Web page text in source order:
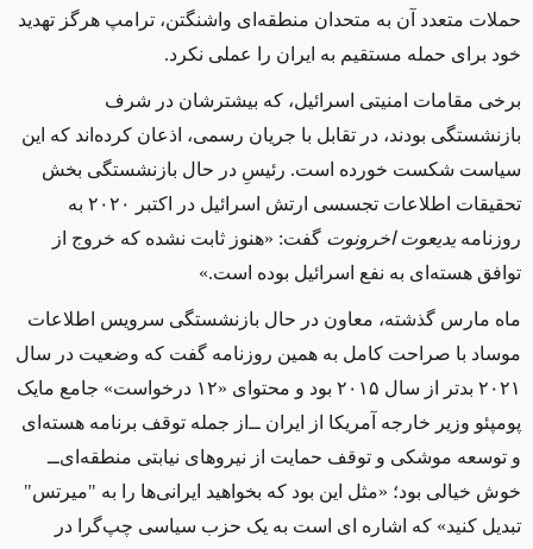
حملات متعدد آن به متحدان منطقه‌ای واشنگتن، ترامپ هرگز تهدید
خود برای حمله مستقیم به ایران را عملی نکرد.
برخی مقامات امنیتی اسرائیل، که بیشترشان در شرف
بازنشستگی بودند، در تقابل با جریان رسمی، اذعان کرده‌اند که این
سیاست شکست خورده است. رئیسِ در حال بازنشستگی بخش
تحقیقات اطلاعات تجسسی ارتش اسرائیل در اکتبر ۲۰۲۰ به
روزنامه یدیعوت اخرونوت گفت: «هنوز ثابت نشده که خروج از
توافق هسته‌ای به نفع اسرائیل بوده است.»
ماه مارس گذشته، معاون در حال بازنشستگی سرویس اطلاعات
موساد با صراحت کامل به همین روزنامه گفت که وضعیت در سال
۲۰۲۱ بدتر از سال ۲۰۱۵ بود و محتوای «۱۲ درخواست» جامع مایک
پومپئو وزیر خارجه آمریکا از ایران ‌ــ‌از جمله توقف برنامه هسته‌ای
و توسعه موشکی و توقف حمایت از نیروهای نیابتی منطقه‌ای‌ــ‌
خوش خیالی بود؛ «مثل این بود که بخواهید ایرانی‌ها را به "میرتس"
تبدیل کنید» که اشاره ای است به یک حزب سیاسی چپ‌گرا در